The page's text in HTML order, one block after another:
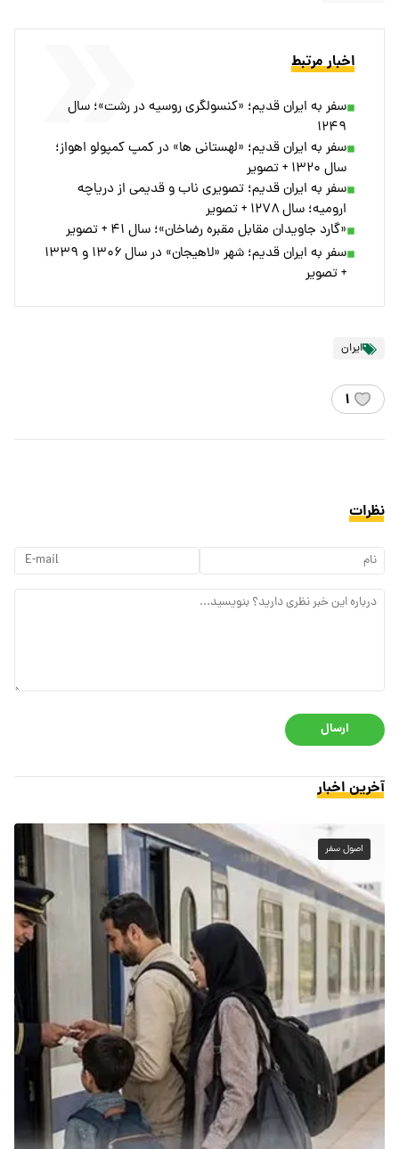
اخبار مرتبط
سفر به ایران قدیم؛ «کنسولگری روسیه در رشت»؛ سال
۱۲۴۹
سفر به ایران قدیم؛ «لهستانی ها» در کمپ کمپولو اهواز؛
سال ۱۳۲۰ + تصویر
سفر به ایران قدیم؛ تصویری ناب و قدیمی از دریاچه
ارومیه؛ سال ۱۲۷۸ + تصویر
«گارد جاویدان مقابل مقبره رضاخان»؛ سال ۴۱ + تصویر
سفر به ایران قدیم؛ شهر «لاهیجان» در سال ۱۳۰۶ و ۱۳۳۹
+ تصویر
ایران
۱
نظرات
ارسال
آخرین اخبار
اصول سفر